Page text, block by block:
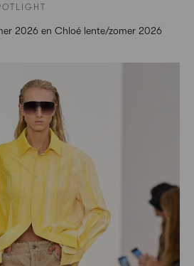
2026 en Chloé lente/zomer 2026